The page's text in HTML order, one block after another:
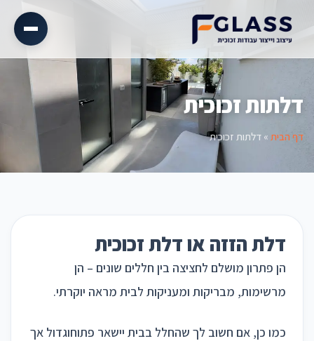
דלתות זכוכית
דף הבית » דלתות זכוכית
דלת הזזה או דלת זכוכית
הן פתרון מושלם לחציצה בין חללים שונים – הן
מרשימות, מבריקות ומעניקות לבית מראה יוקרתי.
כמו כן, אם חשוב לך שהחלל בבית יישאר פתוחוגדול אך